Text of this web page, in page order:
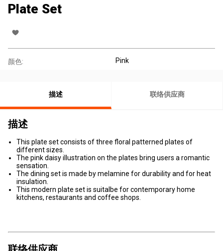
Plate Set
颜色: Pink
描述 联络供应商
描述
This plate set consists of three floral patterned plates of
different sizes.
The pink daisy illustration on the plates bring users a romantic
sensation.
The dining set is made by melamine for durability and for heat
insulation.
This modern plate set is suitalbe for contemporary home
kitchens, restaurants and coffee shops.